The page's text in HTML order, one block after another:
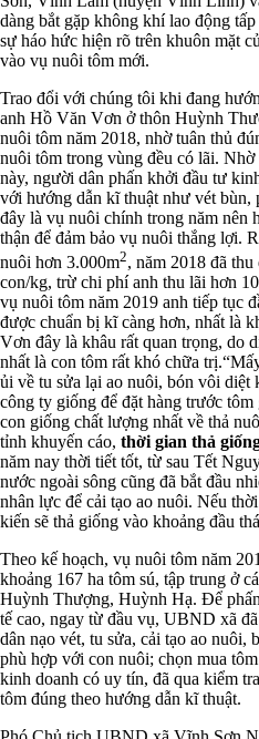
dàng bắt gặp không khí lao động
sự háo hức hiện rõ trên khuôn mặt
vào vụ nuôi tôm mới.
Trao đổi với chúng tôi khi đang
anh Hồ Văn Vơn ở thôn Huỳnh
nuôi tôm năm 2018, nhờ tuân thủ
nuôi tôm trong vùng đều có lãi.
này, người dân phấn khởi đầu tư
với hướng dẫn kĩ thuật như vét
đây là vụ nuôi chính trong năm nên
thận để đảm bảo vụ nuôi thắng lợi.
nuôi hơn 3.000m2, năm 2018 đã
con/kg, trừ chi phí anh thu lãi hơn
vụ nuôi tôm năm 2019 anh tiếp tục
được chuẩn bị kĩ càng hơn, nhất là
Vơn đây là khâu rất quan trọng, do
nhất là con tôm rất khó chữa
ủi về tu sửa lại ao nuôi, bón vôi diệt
công ty giống để đặt hàng trước
con giống chất lượng nhất về thả
tỉnh khuyến cáo, thời gian thả
năm nay thời tiết tốt, từ sau Tết
nước ngoài sông cũng đã bắt đầu
nhân lực để cải tạo ao nuôi. Nếu
kiến sẽ thả giống vào khoảng đầu
Theo kế hoạch, vụ nuôi tôm năm
khoảng 167 ha tôm sú, tập trung ở
Huỳnh Thượng, Huỳnh Hạ. Để
tế cao, ngay từ đầu vụ, UBND xã
dân nạo vét, tu sửa, cải tạo ao nuôi,
phù hợp với con nuôi; chọn mua
kinh doanh có uy tín, đã qua kiểm
tôm đúng theo hướng dẫn kĩ thuật.